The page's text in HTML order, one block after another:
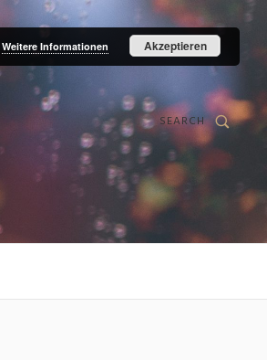
SEARCH
Weitere Informationen Akzeptieren